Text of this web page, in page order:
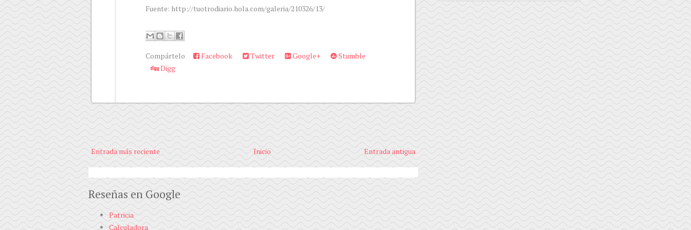
Fuente: http://tuotrodiario.hola.com/galeria/210326/13/
Compártelo Facebook Twitter Google+
Stumble
Digg
Entrada más reciente Entrada antigua
Inicio
Reseñas en Google
Patricia
Calculadora